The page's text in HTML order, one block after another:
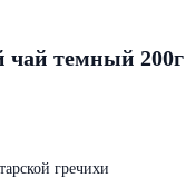
темный 200г
гречихи